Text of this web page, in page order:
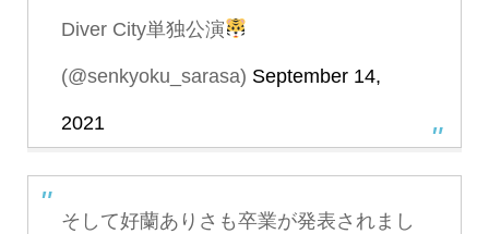
Diver City単独公演
(@senkyoku_sarasa) September 14,
2021
そして好蘭ありさも卒業が発表されまし